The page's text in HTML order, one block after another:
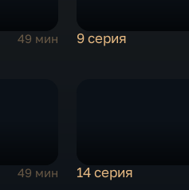
49 мин 9 серия
49 мин 14 серия